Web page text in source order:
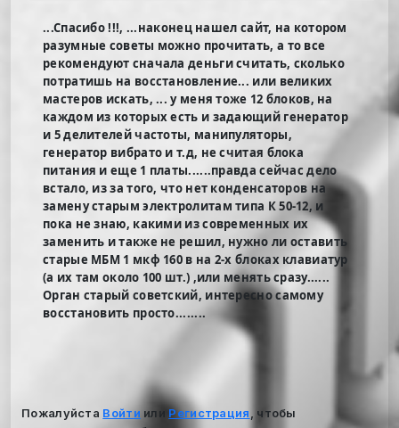
...Спасибо !!!, ...наконец нашел сайт, на котором
разумные советы можно прочитать, а то все
рекомендуют сначала деньги считать, сколько
потратишь на восстановление... или великих
мастеров искать, ... у меня тоже 12 блоков, на
каждом из которых есть и задающий генератор
и 5 делителей частоты, манипуляторы,
генератор вибрато и т.д, не считая блока
питания и еще 1 платы......правда сейчас дело
встало, из за того, что нет конденсаторов на
замену старым электролитам типа К 50-12, и
пока не знаю, какими из современных их
заменить и также не решил, нужно ли оставить
старые МБМ 1 мкф 160 в на 2-х блоках клавиатур
(а их там около 100 шт.) ,или менять сразу......
Орган старый советский, интересно самому
восстановить просто........
Пожалуйста Войти или Регистрация
, чтобы